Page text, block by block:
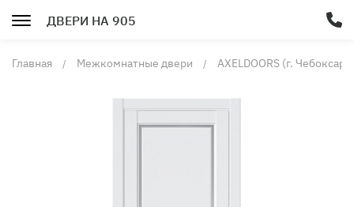
ДВЕРИ НА 905
Главная Межкомнатные двери AXELDOORS (г.